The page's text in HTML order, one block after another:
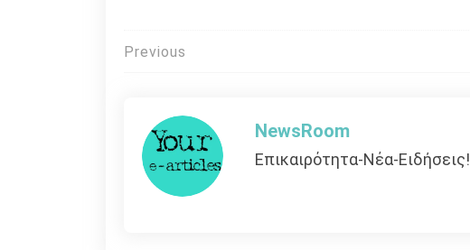
Πλοήγηση
Previous
NewsRoom
Επικαιρότητα-Νέα-Ειδήσεις!